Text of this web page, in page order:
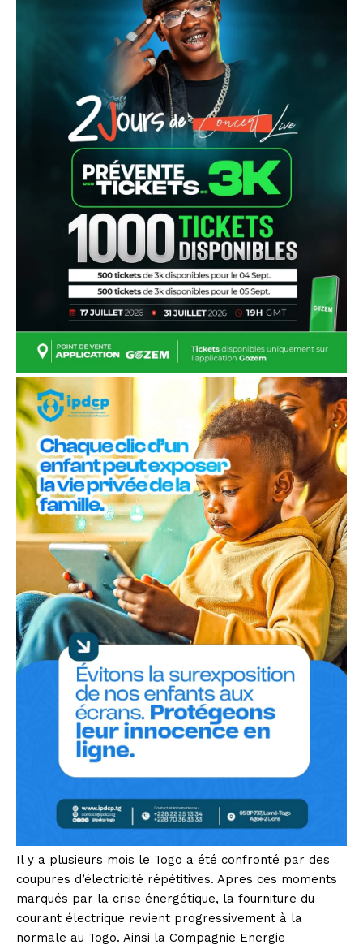
Il y a plusieurs mois le Togo a été confronté par des
coupures d’électricité répétitives. Apres ces moments
marqués par la crise énergétique, la fourniture du
courant électrique revient progressivement à la
normale au Togo. Ainsi la Compagnie Energie